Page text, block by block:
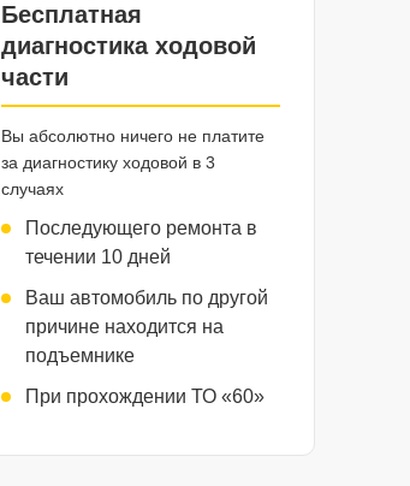
Бесплатная
диагностика ходовой
части
Вы абсолютно ничего не платите
за диагностику ходовой в 3
случаях
Последующего ремонта в
течении 10 дней
Ваш автомобиль по другой
причине находится на
подъемнике
При прохождении ТО «60»